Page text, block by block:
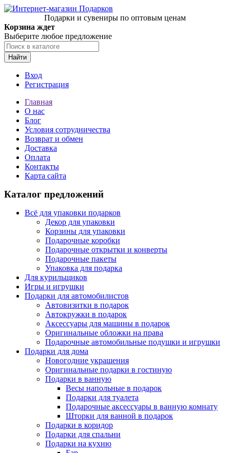
Подарки и сувениры по оптовым ценам
Корзина ждет
Выберите любое предложение
Найти
Вход
Регистрация
Главная
О нас
Блог
Условия сотрудничества
Возврат и обмен
Доставка
Оплата
Контакты
Карта сайта
Каталог предложений
Всё для упаковки подарков
Декор для упаковки
Корзины для упаковки
Подарочные коробки
Подарочные открытки и конверты
Подарочные пакеты
Упаковка для подарка
Для курильщиков
Игры и игрушки
Подарки для автомобилистов
Автовизитки в подарок
Автокружки в подарок
Аксессуары для машины в подарок
Оригинальные обложки на права
Подарочные автомобильные подушки и игрушки
Подарки для дома
Новогодние украшения
Оригинальные подарки в гостиную
Подарки в ванную
Весы напольные в подарок
Подарки для туалета
Подарочные аксессуары в ванную комнату
Шторки для ванной в подарок
Подарки в коридор
Подарки для спальни
Подарки на кухню